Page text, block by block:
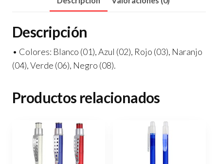
Descripción
• Colores: Blanco (01), Azul (02), Rojo (03), Naranjo
(04), Verde (06), Negro (08).
Productos relacionados